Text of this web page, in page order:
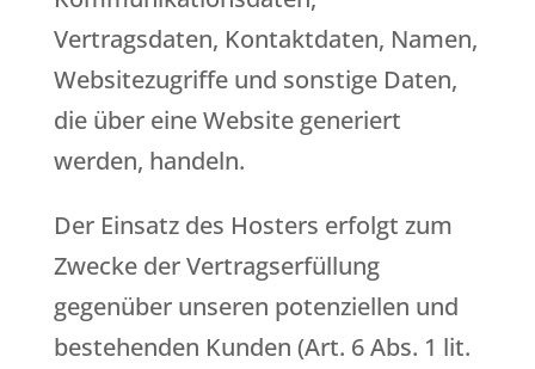
Vertragsdaten, Kontaktdaten, Namen,
Websitezugriffe und sonstige Daten,
die über eine Website generiert
werden, handeln.
Der Einsatz des Hosters erfolgt zum
Zwecke der Vertragserfüllung
gegenüber unseren potenziellen und
bestehenden Kunden (Art. 6 Abs. 1 lit.